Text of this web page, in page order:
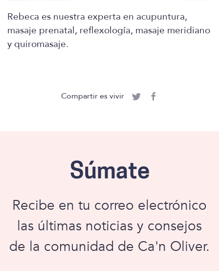
Rebeca es nuestra experta en acupuntura,
masaje prenatal, reflexología, masaje meridiano
y quiromasaje.
Compartir es vivir
Súmate
Recibe en tu correo electrónico
las últimas noticias y consejos
de la comunidad de Ca'n Oliver.